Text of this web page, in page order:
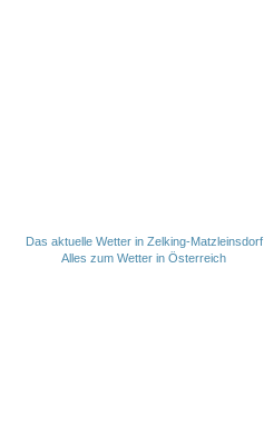
Das aktuelle Wetter in Zelking-Matzleinsdorf
Alles zum Wetter in Österreich